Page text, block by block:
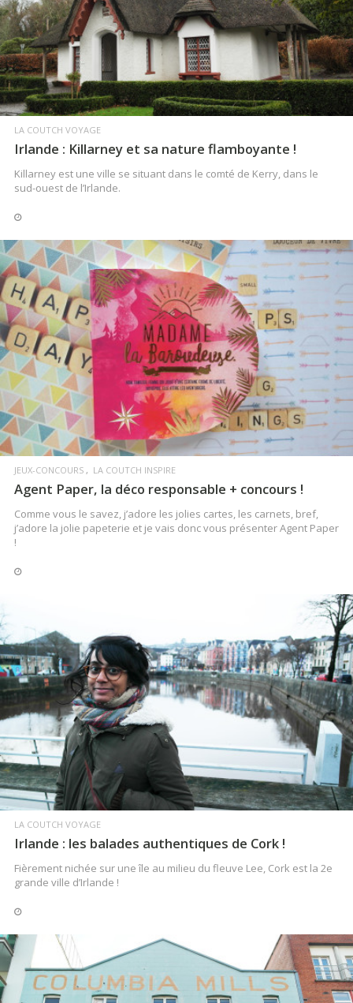
LIRE LA SUITE
LA COUTCH VOYAGE
Irlande : Killarney et sa nature flamboyante !
Killarney est une ville se situant dans le comté de Kerry, dans le
sud-ouest de l’Irlande.
LIRE LA SUITE
JEUX-CONCOURS LA COUTCH INSPIRE
Agent Paper, la déco responsable + concours !
Comme vous le savez, j’adore les jolies cartes, les carnets, bref,
j’adore la jolie papeterie et je vais donc vous présenter Agent Paper
!
LIRE LA SUITE
LA COUTCH VOYAGE
Irlande : les balades authentiques de Cork !
Fièrement nichée sur une île au milieu du fleuve Lee, Cork est la 2e
grande ville d’Irlande !
LIRE LA SUITE
LA COUTCH VOYAGE
En Février, je partais pour un voyage romantique aux Pays-Bas !
Notre première escapade a été du côté d’Haarlem.
LIRE LA SUITE
Double Casquette, l’histoire d’une fille tamoule en
originaire de Pondicherry qui s’appelle Sara Devan.